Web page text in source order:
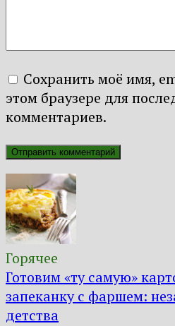
Сохранить моё имя,
этом браузере для
комментариев.
Горячее
Готовим «ту самую»
запеканку с фаршем:
детства